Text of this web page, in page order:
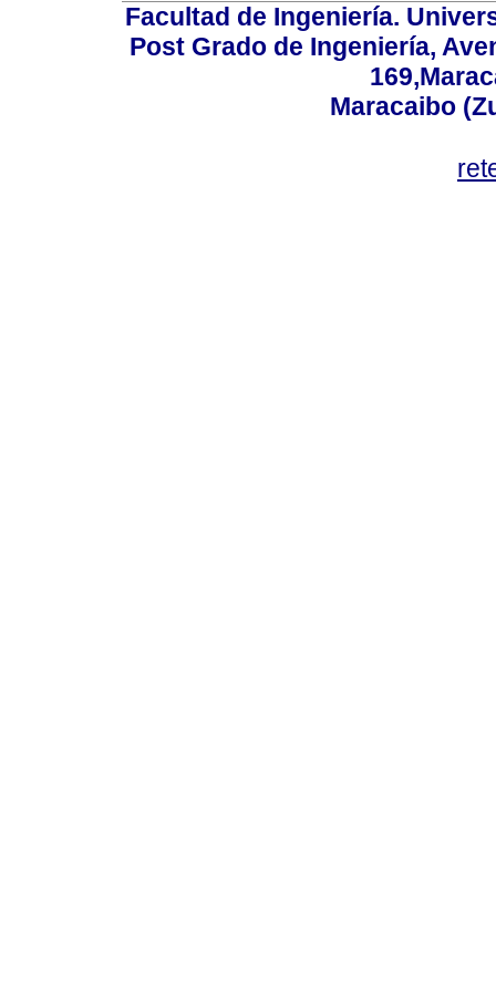
Facultad de Ingeniería.
Post Grado de Ingeniería,
Maracaibo